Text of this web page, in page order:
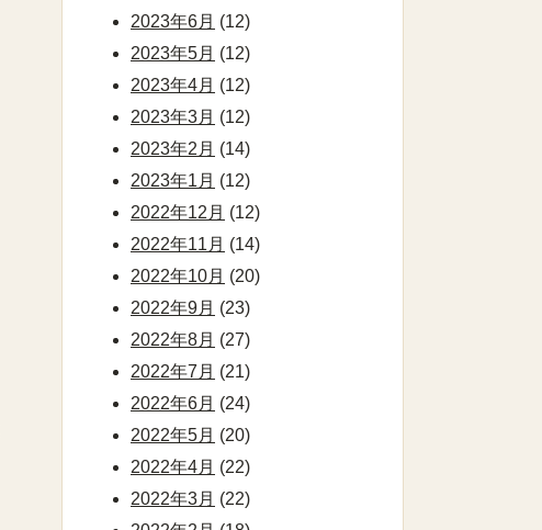
2023年6月 (12)
2023年5月 (12)
2023年4月 (12)
2023年3月 (12)
2023年2月 (14)
2023年1月 (12)
2022年12月 (12)
2022年11月 (14)
2022年10月 (20)
2022年9月 (23)
2022年8月 (27)
2022年7月 (21)
2022年6月 (24)
2022年5月 (20)
2022年4月 (22)
2022年3月 (22)